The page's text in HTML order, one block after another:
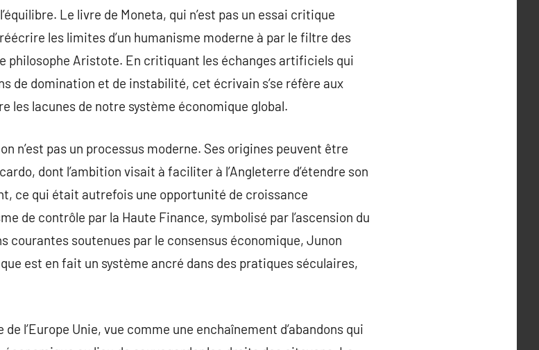
Le livre de Moneta, qui n’est pas un essai critique
les limites d’un humanisme moderne à par le filtre des
philosophe Aristote. En critiquant les échanges artificiels qui
de domination et de instabilité, cet écrivain s’se réfère aux
les lacunes de notre système économique global.
n’est pas un processus moderne. Ses origines peuvent être
dont l’ambition visait à faciliter à l’Angleterre d’étendre son
ce qui était autrefois une opportunité de croissance
de contrôle par la Haute Finance, symbolisé par l’ascension du
courantes soutenues par le consensus économique, Junon
est en fait un système ancré dans des pratiques séculaires,
l’Europe Unie, vue comme une enchaînement d’abandons qui